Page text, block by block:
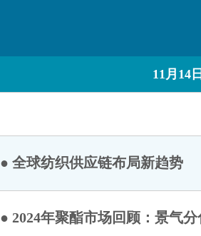
11月14
● 全球纺织供应链布局新趋势
● 2024年聚酯市场回顾：景气